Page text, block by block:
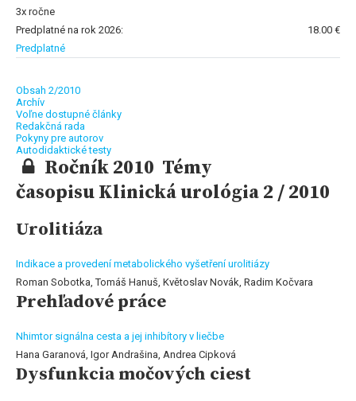
3x ročne
Predplatné na rok 2026:
18.00 €
Predplatné
Obsah 2/2010
Archív
Voľne dostupné články
Redakčná rada
Pokyny pre autorov
Autodidaktické testy
Ročník 2010 Témy
časopisu Klinická urológia 2 / 2010
Urolitiáza
Indikace a provedení metabolického vyšetření urolitiázy
Roman Sobotka, Tomáš Hanuš, Květoslav Novák, Radim Kočvara
Prehľadové práce
Nhimtor signálna cesta a jej inhibítory v liečbe
Hana Garanová, Igor Andrašina, Andrea Cipková
Dysfunkcia močových ciest